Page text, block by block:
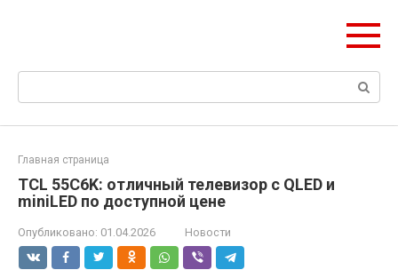
Поиск:
Главная страница
TCL 55C6K: отличный телевизор с QLED и
miniLED по доступной цене
Опубликовано: 01.04.2026 Новости